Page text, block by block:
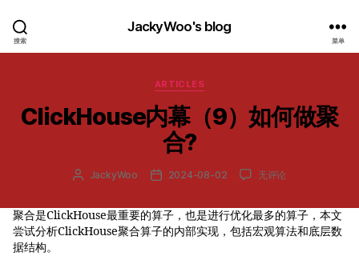
搜索
JackyWoo's blog
菜单
分
类
ARTICLES
ClickHouse内幕（9）如何做聚
合?
文
者
JackyWoo
发
期
2024-08-02
ClickHouse
（9）
如
无评论
聚合是ClickHouse最重要的算子，也是进行优化最多的算子，本文
尝试分析ClickHouse聚合算子的内部实现，包括宏观算法和底层数
据结构。